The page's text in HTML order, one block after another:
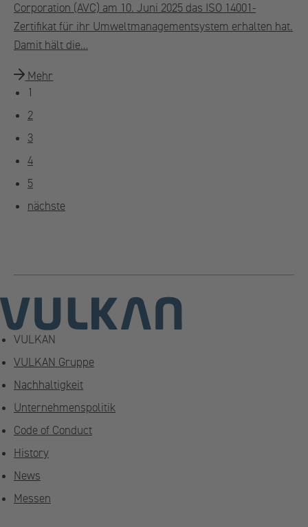
Corporation (AVC) am 10. Juni 2025 das ISO 14001-
Zertifikat für ihr Umweltmanagementsystem erhalten hat.
Damit hält die…
Mehr
1
2
3
4
5
nächste
VULKAN
VULKAN Gruppe
Nachhaltigkeit
Unternehmenspolitik
Code of Conduct
History
News
Messen